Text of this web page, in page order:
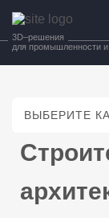
3D–решения
для промышленности и
ВЫБЕРИТЕ